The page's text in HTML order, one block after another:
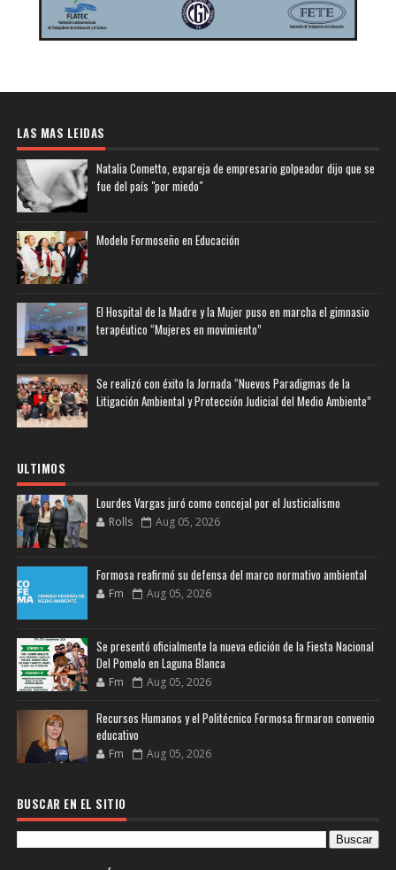
LAS MAS LEIDAS
Natalia Cometto, expareja de empresario golpeador dijo que se
fue del país "por miedo"
Modelo Formoseño en Educación
El Hospital de la Madre y la Mujer puso en marcha el gimnasio
terapéutico “Mujeres en movimiento”
Se realizó con éxito la Jornada “Nuevos Paradigmas de la
Litigación Ambiental y Protección Judicial del Medio Ambiente”
ULTIMOS
Lourdes Vargas juró como concejal por el Justicialismo
Rolls Aug 05, 2026
Formosa reafirmó su defensa del marco normativo ambiental
Fm Aug 05, 2026
Se presentó oficialmente la nueva edición de la Fiesta Nacional
Del Pomelo en Laguna Blanca
Fm Aug 05, 2026
Recursos Humanos y el Politécnico Formosa firmaron convenio
educativo
Fm Aug 05, 2026
BUSCAR EN EL SITIO